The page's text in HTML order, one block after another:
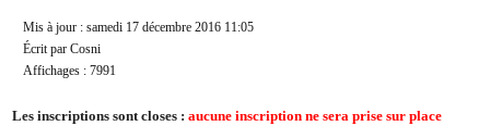
Mis à jour : samedi 17 décembre 2016 11:05
Écrit par Cosni
Affichages : 7991
Les inscriptions sont closes :aucune inscription ne sera prise sur place